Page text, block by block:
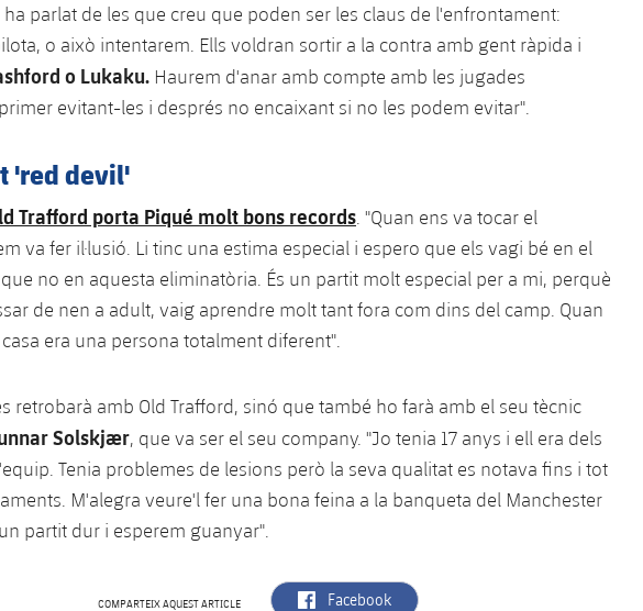
ha parlat de les que creu que poden ser les claus de l'enfrontament:
o això intentarem. Ells voldran sortir a la contra amb gent ràpida i
o Lukaku. Haurem d'anar amb compte amb les jugades
evitant-les i després no encaixant si no les podem evitar".
'red devil'
Trafford porta Piqué molt bons records . "Quan ens va tocar el
va fer il·lusió. Li tinc una estima especial i espero que els vagi bé en el
no en aquesta eliminatòria. És un partit molt especial per a mi, perquè
de nen a adult, vaig aprendre molt tant fora com dins del camp. Quan
era una persona totalment diferent".
retrobarà amb Old Trafford, sinó que també ho farà amb el seu tècnic
Solskjær, que va ser el seu company. "Jo tenia 17 anys i ell era dels
Tenia problemes de lesions però la seva qualitat es notava fins i tot
M'alegra veure'l fer una bona feina a la banqueta del Manchester
partit dur i esperem guanyar".
COMPARTEIX AQUEST ARTICLE label.aria.facebook
Facebook